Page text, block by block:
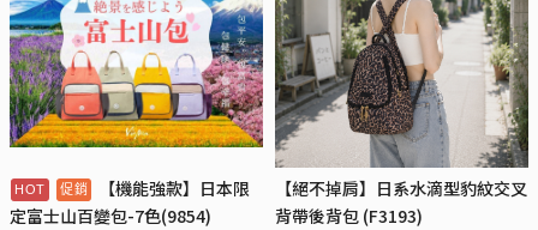
【機能強款】日本限
定富士山百變包-7色(9854)
【絕不掉肩】日系水滴型豹紋交叉
背帶後背包 (F3193)